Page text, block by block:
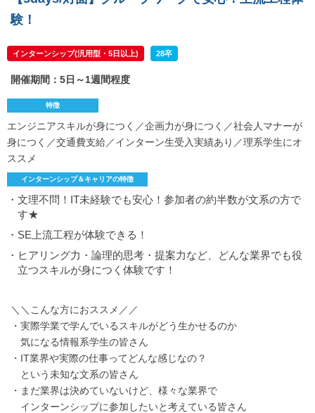
験！
インターンシップ(汎用型・5日以上) 28卒
開催期間：5日～1週間程度
特徴
エンジニアスキルが身につく／企画力が身につく／社会人マナーが
身につく／交通費支給／インターン生受入実績あり／理系学生にオ
ススメ
インターンシップ＆キャリアの特徴
・文理不問！IT未経験でも安心！参加者の約半数が文系の方で
す★
・SE上流工程が体験できる！
・ヒアリング力・論理的思考・提案力など、どんな業界でも役
立つスキルが身につく体験です！
＼＼こんな方におススメ／／
・実際学業で学んでいるスキルがどう生かせるのか
気になる情報系学生の皆さん
・IT業界や実際の仕事ってどんな感じなの？
という未知な文系の皆さん
・まだ業界は決めていないけど、様々な業界で
インターンシップに参加したいと考えている皆さん